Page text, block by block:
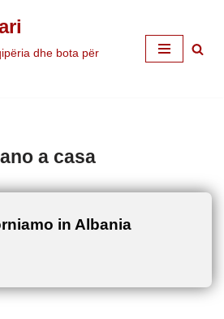
dhe bota për
a casa
in Albania